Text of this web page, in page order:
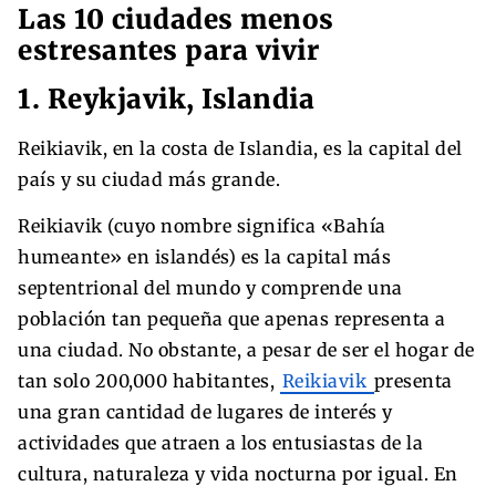
Las 10 ciudades menos
estresantes para vivir
1. Reykjavik, Islandia
Reikiavik, en la costa de Islandia, es la capital del
país y su ciudad más grande.
Reikiavik (cuyo nombre significa «Bahía
humeante» en islandés) es la capital más
septentrional del mundo y comprende una
población tan pequeña que apenas representa a
una ciudad. No obstante, a pesar de ser el hogar de
tan solo 200,000 habitantes, Reikiavik presenta
una gran cantidad de lugares de interés y
actividades que atraen a los entusiastas de la
cultura, naturaleza y vida nocturna por igual. En